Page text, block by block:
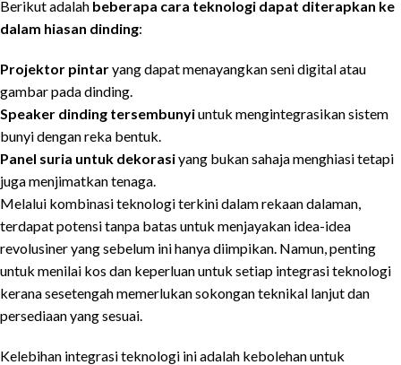
Berikut adalah beberapa cara teknologi dapat diterapkan ke
dalam hiasan dinding:
Projektor pintaryang dapat menayangkan seni digital atau
gambar pada dinding.
Speaker dinding tersembunyiuntuk mengintegrasikan sistem
bunyi dengan reka bentuk.
Panel suria untuk dekorasiyang bukan sahaja menghiasi tetapi
juga menjimatkan tenaga.
Melalui kombinasi teknologi terkini dalam rekaan dalaman,
terdapat potensi tanpa batas untuk menjayakan idea-idea
revolusiner yang sebelum ini hanya diimpikan. Namun, penting
untuk menilai kos dan keperluan untuk setiap integrasi teknologi
kerana sesetengah memerlukan sokongan teknikal lanjut dan
persediaan yang sesuai.
Kelebihan integrasi teknologi ini adalah kebolehan untuk